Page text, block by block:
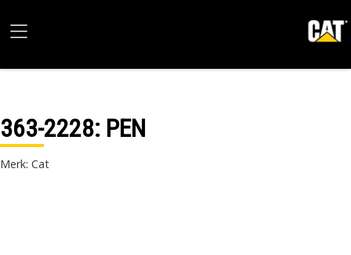
363-2228: PEN
Merk: Cat